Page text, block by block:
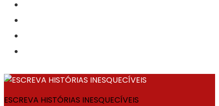
ESCREVA HISTÓRIAS INESQUECÍVEIS